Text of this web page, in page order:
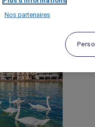
Nos partenaires